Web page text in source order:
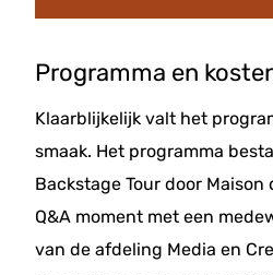
Programma en
Klaarblijkelijk valt het
smaak. Het programma
Backstage Tour door Maison
Q&A moment met een
van de afdeling Media en